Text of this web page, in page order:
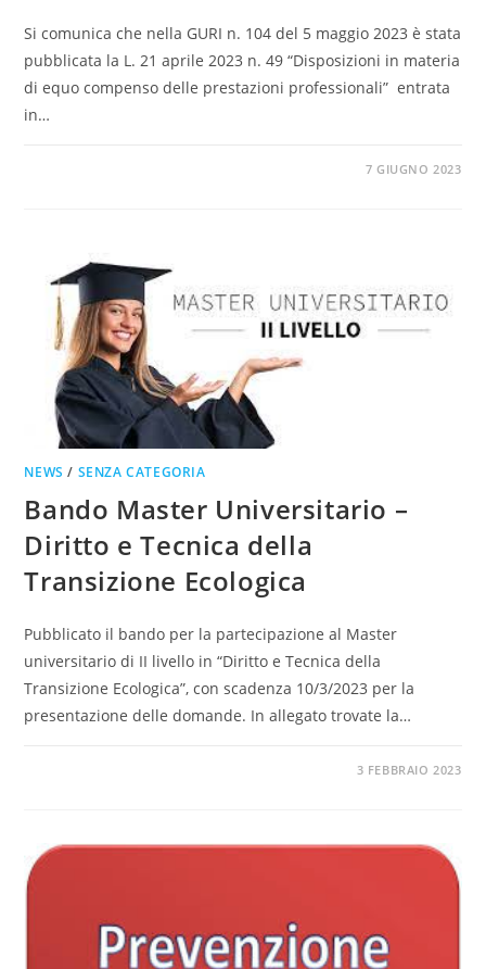
Si comunica che nella GURI n. 104 del 5 maggio 2023 è stata
pubblicata la L. 21 aprile 2023 n. 49 “Disposizioni in materia
di equo compenso delle prestazioni professionali” entrata
in…
7 GIUGNO 2023
NEWS / SENZA CATEGORIA
Bando Master Universitario –
Diritto e Tecnica della
Transizione Ecologica
Pubblicato il bando per la partecipazione al Master
universitario di II livello in “Diritto e Tecnica della
Transizione Ecologica”, con scadenza 10/3/2023 per la
presentazione delle domande. In allegato trovate la…
3 FEBBRAIO 2023